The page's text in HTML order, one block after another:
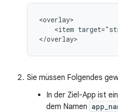
<item
Sie müssen Folgendes
In der Ziel-App ist
dem Namen